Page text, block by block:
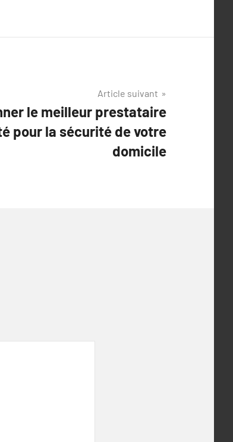
Article suivant
le meilleur prestataire
pour la sécurité de votre
domicile